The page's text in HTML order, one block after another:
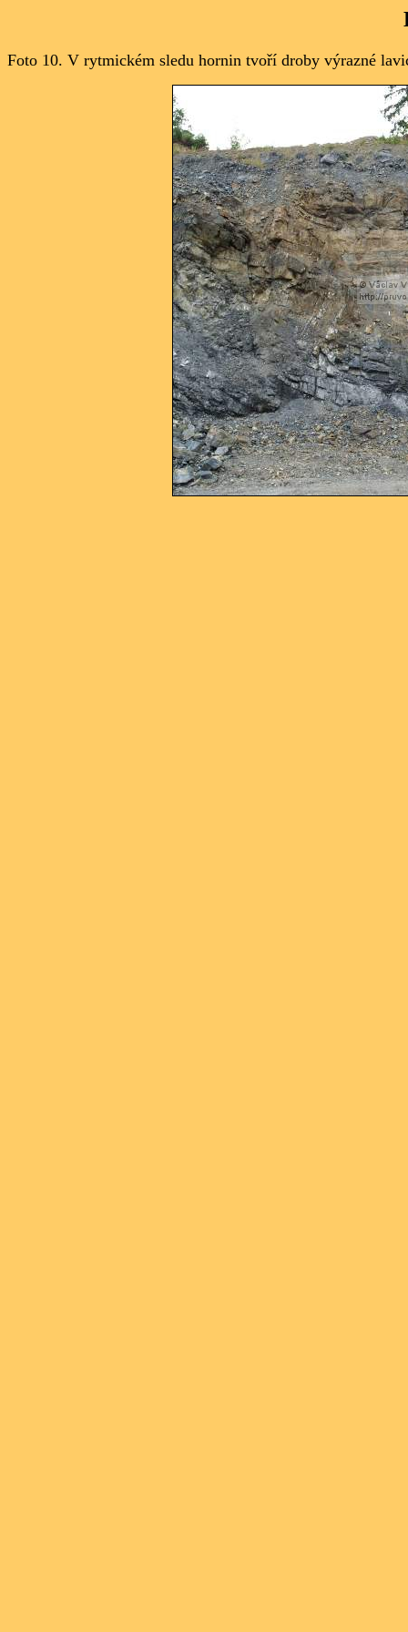
Foto 10. V rytmickém sledu hornin tvoří droby výrazné